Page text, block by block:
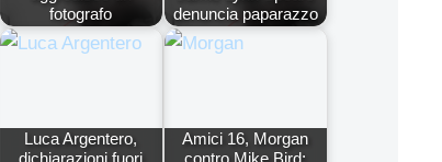
fotografo
denuncia paparazzo
Luca Argentero,
Amici 16, Morgan